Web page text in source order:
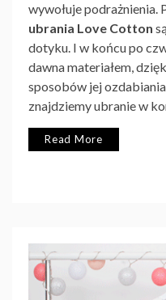
wywołuje podrażnienia.
ubrania Love Cotton
dotyku. I w końcu po
dawna materiałem,
sposobów jej
znajdziemy ubranie w
Read More